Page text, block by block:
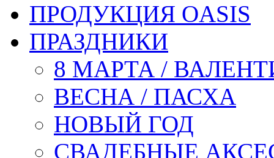
ПРОДУКЦИЯ OASIS
ПРАЗДНИКИ
8 МАРТА /
ВЕСНА / ПАСХА
НОВЫЙ ГОД
СВАДЕБНЫЕ